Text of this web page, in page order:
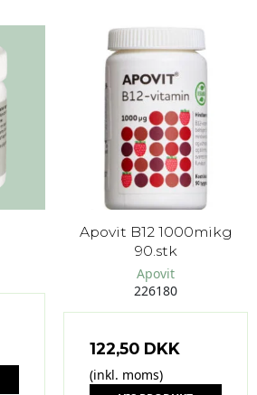
Apovit B12 1000mikg
90.stk
Apovit
226180
122,50 DKK
(inkl. moms)